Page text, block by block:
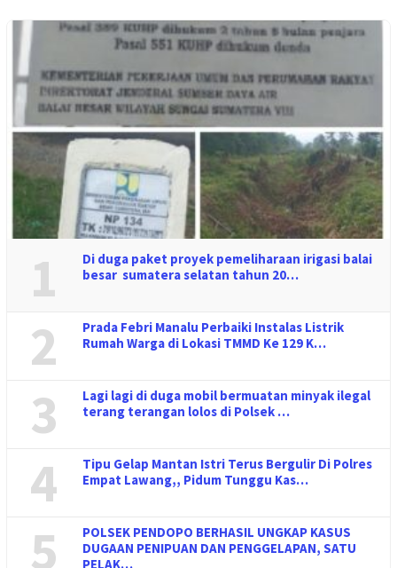
1
Di duga paket proyek pemeliharaan irigasi balai
besar sumatera selatan tahun 20…
2
Prada Febri Manalu Perbaiki Instalas Listrik
Rumah Warga di Lokasi TMMD Ke 129 K…
3
Lagi lagi di duga mobil bermuatan minyak ilegal
terang terangan lolos di Polsek …
4
Tipu Gelap Mantan Istri Terus Bergulir Di Polres
Empat Lawang,, Pidum Tunggu Kas…
5
POLSEK PENDOPO BERHASIL UNGKAP KASUS
DUGAAN PENIPUAN DAN PENGGELAPAN, SATU
PELAK…